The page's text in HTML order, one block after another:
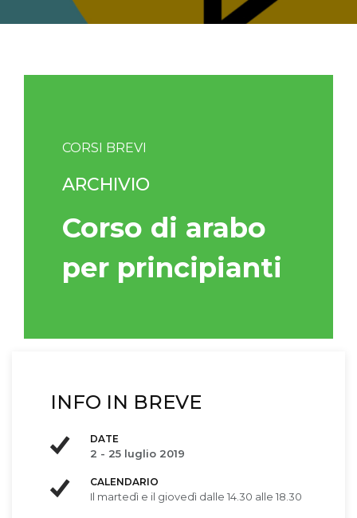
CORSI BREVI
ARCHIVIO
Corso di arabo
per principianti
INFO IN BREVE
DATE
2 - 25 luglio 2019
CALENDARIO
Il martedì e il giovedì dalle 14.30 alle 18.30